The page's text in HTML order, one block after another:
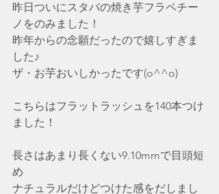
昨日ついにスタバの焼き芋フラペチー
ノをのみました！
昨年からの念願だったので嬉しすぎま
した♪
ザ・お芋おいしかったです(o^^o)
こちらはフラットラッシュを140本つけ
ました！
長さはあまり長くない9.10mmで目頭短
め
ナチュラルだけどつけた感をだしまし